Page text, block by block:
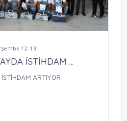
12:13
İSTİHDAM ...
ARTIYOR